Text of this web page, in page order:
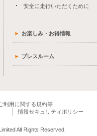
安全に走行いただくために
お楽しみ・お得情報
プレスルーム
利用に関する規約等
情報セキュリティポリシー
All Rights Reserved.